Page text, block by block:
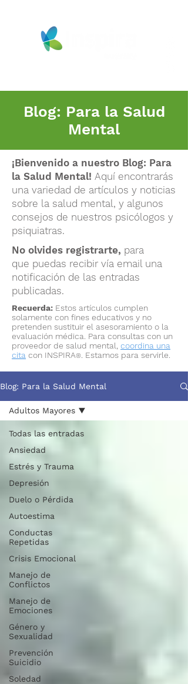
Blog: Para la Salud
Mental
¡Bienvenido a nuestro Blog: Para
la Salud Mental! Aquí encontrarás
una variedad de artículos y noticias
sobre la salud mental, y algunos
consejos de nuestros psicólogos y
psiquiatras.
No olvides registrarte, para
que puedas recibir vía email una
notificación de las entradas
publicadas.
Recuerda: Estos artículos cumplen
solamente con fines educativos y no
pretenden sustituir el asesoramiento o la
evaluación médica. Para consultas con un
proveedor de salud mental, coordina una
cita con INSPIRA® . Estamos para servirle.
Blog: Para la Salud Mental
Todas las entradas
Ansiedad
Estrés y Trauma
Depresión
Duelo o Pérdida
Autoestima
Conductas
Repetidas
Crisis Emocional
Manejo de
Conflictos
Manejo de
Emociones
Género y
Sexualidad
Prevención
Suicidio
Soledad
Adultos Mayores